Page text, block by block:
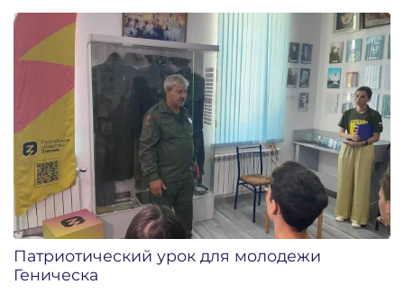
Патриотический урок для молодежи
Геническа